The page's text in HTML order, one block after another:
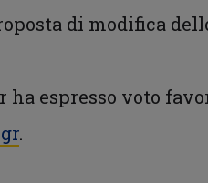
di modifica
ha espresso voto
.